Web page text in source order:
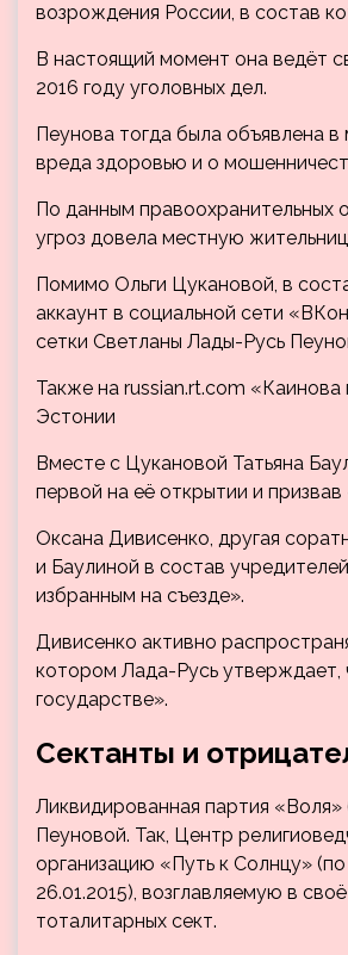
возрождения России, в состав
В настоящий момент она ведёт
2016 году уголовных дел.
Пеунова тогда была объявлена
вреда здоровью и о
По данным правоохранительных
угроз довела местную
Помимо Ольги Цукановой, в
аккаунт в социальной сети
сетки Светланы Лады-Русь
Также на russian.rt.com «Каинова
Эстонии
Вместе с Цукановой Татьяна
первой на её открытии и
Оксана Дивисенко, другая
и Баулиной в состав
избранным на съезде».
Дивисенко активно
котором Лада-Русь утверждает,
государстве».
Сектанты и
Ликвидированная партия
Пеуновой. Так, Центр
организацию «Путь к Солнцу»
26.01.2015), возглавляемую в
тоталитарных сект.